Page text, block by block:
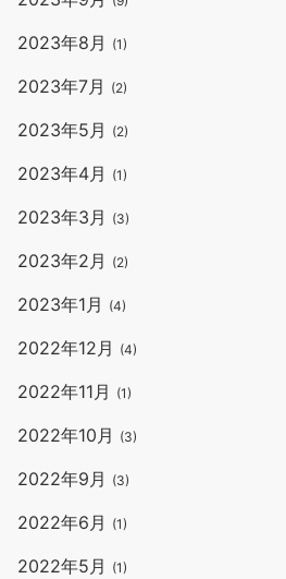
2023年8月 (1)
2023年7月 (2)
2023年5月 (2)
2023年4月 (1)
2023年3月 (3)
2023年2月 (2)
2023年1月 (4)
2022年12月 (4)
2022年11月 (1)
2022年10月 (3)
2022年9月 (3)
2022年6月 (1)
2022年5月 (1)